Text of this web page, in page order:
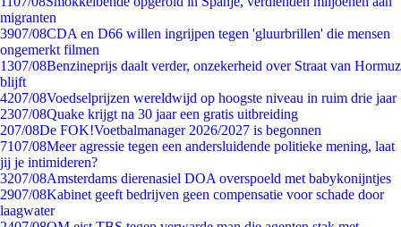
migranten
3907/08CDA en D66 willen ingrijpen tegen 'gluurbrillen' die mensen
ongemerkt filmen
1307/08Benzineprijs daalt verder, onzekerheid over Straat van Hormuz
blijft
4207/08Voedselprijzen wereldwijd op hoogste niveau in ruim drie jaar
2307/08Quake krijgt na 30 jaar een gratis uitbreiding
207/08De FOK!Voetbalmanager 2026/2027 is begonnen
7107/08Meer agressie tegen een andersluidende politieke mening, laat
jij je intimideren?
3207/08Amsterdams dierenasiel DOA overspoeld met babykonijntjes
2907/08Kabinet geeft bedrijven geen compensatie voor schade door
laagwater